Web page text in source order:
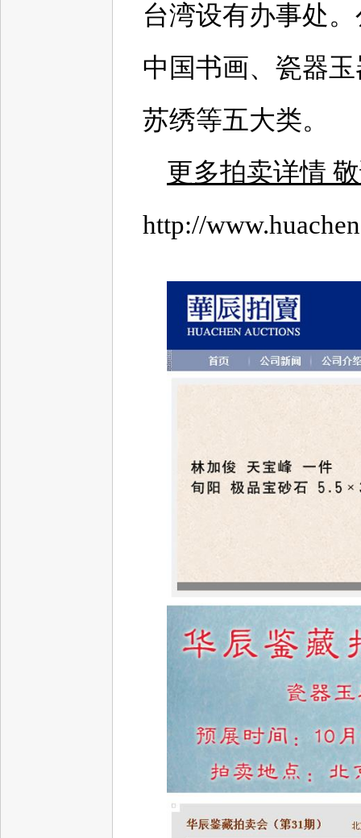
台湾设有办事处
中国书画、瓷器
苏绣等五大类。
更多拍卖详情
http://